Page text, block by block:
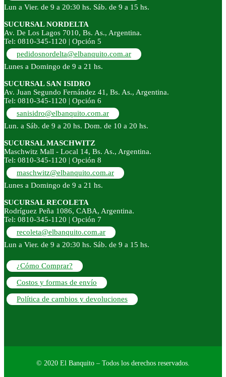
Lun a Vier. de 9 a 20:30 hs. Sáb. de 9 a 15 hs.
SUCURSAL NORDELTA
Av. De Los Lagos 7010, Bs. As., Argentina.
Tel: 0810-345-1120 | Opción 5
pedidosnordelta@elbanquito.com.ar
Lunes a Domingo de 9 a 21 hs.
SUCURSAL SAN ISIDRO
Av. Juan Segundo Fernández 41, Bs. As., Argentina.
Tel: 0810-345-1120 | Opción 6
sanisidro@elbanquito.com.ar
Lun. a Sáb. de 9 a 20 hs. Dom. de 10 a 20 hs.
SUCURSAL MASCHWITZ
Maschwitz Mall - Local 14, Bs. As., Argentina.
Tel: 0810-345-1120 | Opción 8
maschwitz@elbanquito.com.ar
Lunes a Domingo de 9 a 21 hs.
SUCURSAL RECOLETA
Rodríguez Peña 1086, CABA, Argentina.
Tel: 0810-345-1120 | Opción 7
recoleta@elbanquito.com.ar
Lun a Vier. de 9 a 20:30 hs. Sáb. de 9 a 15 hs.
¿Cómo Comprar?
Costos y formas de envío
Política de cambios y devoluciones
© 2020 El Banquito – Todos los derechos reservados.